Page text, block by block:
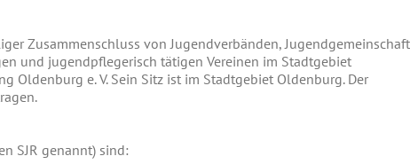
Zusammenschluss von Jugendverbänden,
und jugendpflegerisch tätigen Vereinen im Stadtgebiet
Oldenburg e. V. Sein Sitz ist im Stadtgebiet Oldenburg. Der
SJR genannt) sind: